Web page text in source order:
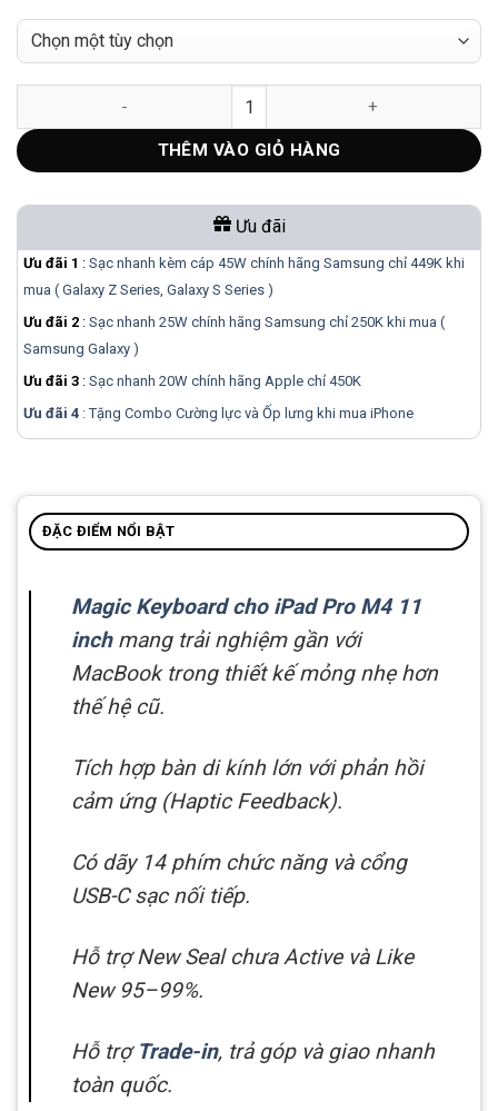
Magic Keyboard cho iPad Pro 11 inch (M4) - Chính hãng VN
THÊM VÀO GIỎ HÀNG
Ưu đãi
Ưu đãi 1 : Sạc nhanh kèm cáp 45W chính hãng Samsung chỉ 449K khi
mua ( Galaxy Z Series, Galaxy S Series )
Ưu đãi 2 : Sạc nhanh 25W chính hãng Samsung chỉ 250K khi mua (
Samsung Galaxy )
Ưu đãi 3 : Sạc nhanh 20W chính hãng Apple chỉ 450K
Ưu đãi 4 : Tặng Combo Cường lực và Ốp lưng khi mua iPhone
ĐẶC ĐIỂM NỔI BẬT
Magic Keyboard cho iPad Pro M4 11
inchmang trải nghiệm gần với
MacBook trong thiết kế mỏng nhẹ hơn
thế hệ cũ.
Tích hợp bàn di kính lớn với phản hồi
cảm ứng (Haptic Feedback).
Có dãy 14 phím chức năng và cổng
USB-C sạc nối tiếp.
Hỗ trợ New Seal chưa Active và Like
New 95–99%.
Hỗ trợ Trade-in, trả góp và giao nhanh
toàn quốc.